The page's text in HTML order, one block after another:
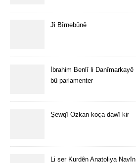
Ji Bîrnebûnê
İbrahim Benlî li Danîmarkayê
bû parlamenter
Şewqî Ozkan koça dawî kir
Li ser Kurdên Anatoliya Navîn